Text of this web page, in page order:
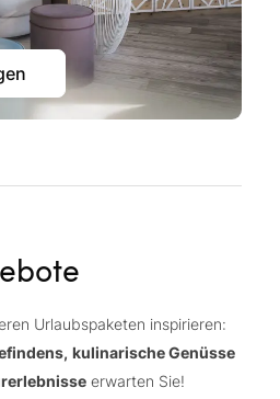
Urlaubspaketen inspirieren:
kulinarische Genüsse
erwarten Sie!